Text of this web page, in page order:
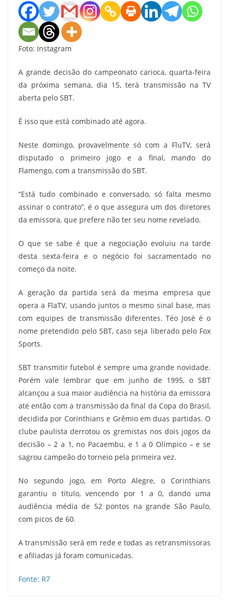
Foto: Instagram
A grande decisão do campeonato carioca, quarta-feira
da próxima semana, dia 15, terá transmissão na TV
aberta pelo SBT.
É isso que está combinado até agora.
Neste domingo, provavelmente só com a FluTV, será
disputado o primeiro jogo e a final, mando do
Flamengo, com a transmissão do SBT.
“Está tudo combinado e conversado, só falta mesmo
assinar o contrato”, é o que assegura um dos diretores
da emissora, que prefere não ter seu nome revelado.
O que se sabe é que a negociação evoluiu na tarde
desta sexta-feira e o negócio foi sacramentado no
começo da noite.
A geração da partida será da mesma empresa que
opera a FlaTV, usando juntos o mesmo sinal base, mas
com equipes de transmissão diferentes. Téo José é o
nome pretendido pelo SBT, caso seja liberado pelo Fox
Sports.
SBT transmitir futebol é sempre uma grande novidade.
Porém vale lembrar que em junho de 1995, o SBT
alcançou a sua maior audiência na história da emissora
até então com a transmissão da final da Copa do Brasil,
decidida por Corinthians e Grêmio em duas partidas. O
clube paulista derrotou os gremistas nos dois jogos da
decisão – 2 a 1, no Pacaembu, e 1 a 0 Olímpico – e se
sagrou campeão do torneio pela primeira vez.
No segundo jogo, em Porto Alegre, o Corinthians
garantiu o título, vencendo por 1 a 0, dando uma
audiência média de 52 pontos na grande São Paulo,
com picos de 60.
A transmissão será em rede e todas as retransmissoras
e afiliadas já foram comunicadas.
Fonte: R7